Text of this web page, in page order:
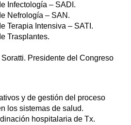
Infectología – SADI.
Nefrología – SAN.
Terapia Intensiva – SATI.
Trasplantes.
Soratti. Presidente del Congreso
y de gestión del proceso
los sistemas de salud.
hospitalaria de Tx.